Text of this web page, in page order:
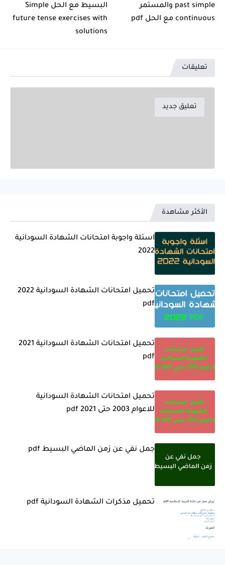
past simple والمستمر
continuous مع الحل pdf
البسيط مع الحل Simple
future tense exercises with
solutions
تعليقات
تعليق جديد
الأكثر مشاهدة
اسئلة واجوبة امتحانات الشهادة السودانية
2022
تحميل امتحانات الشهادة السودانية 2022
pdf
تحميل امتحانات الشهادة السودانية 2021
pdf
تحميل امتحانات الشهادة السودانية
للاعوام 2003 حتى 2021 pdf
جمل نفي عن زمن الماضي البسيط pdf
تحميل مذكرات الشهادة السودانية pdf